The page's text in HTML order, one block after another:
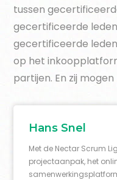
tussen
gecertificeerde
gecertificeerde
op het
partijen. En zij
Hans Snel
Met de Nectar Scrum
projectaanpak, het